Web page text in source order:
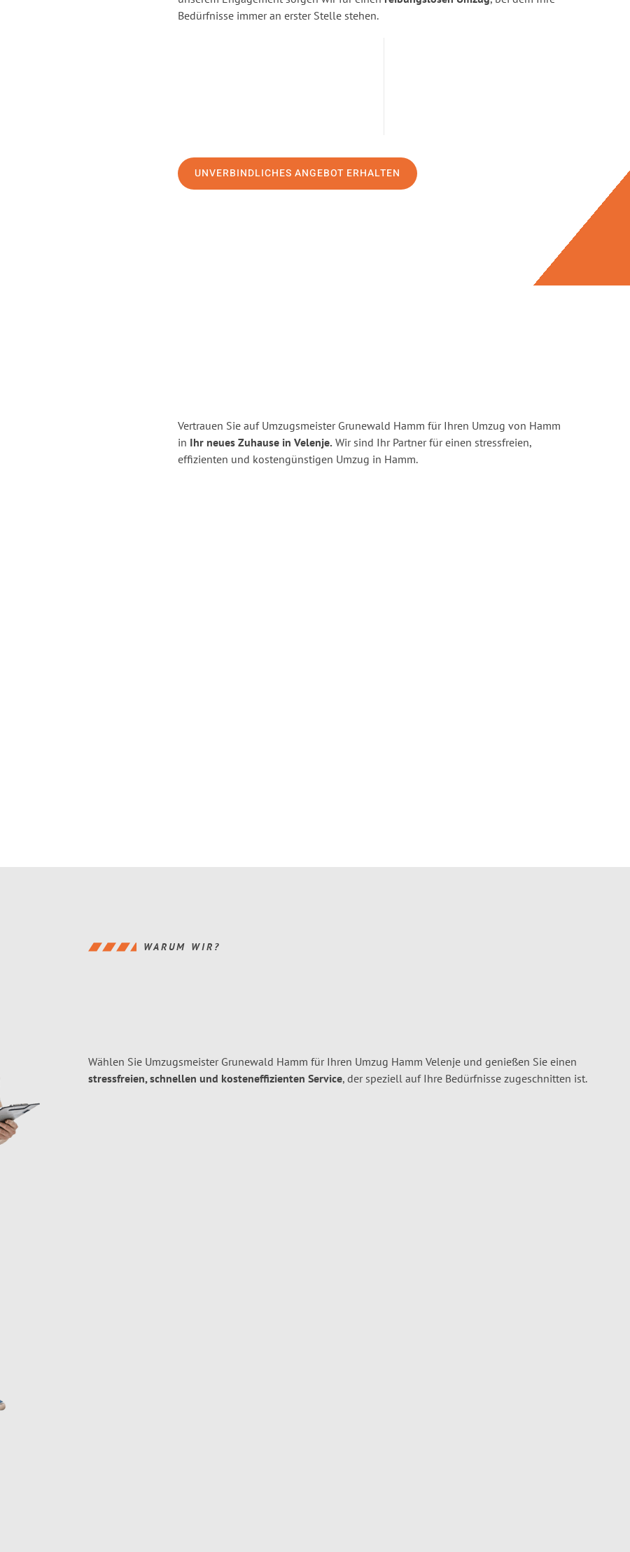
Bedürfnisse immer an erster Stelle stehen.
UNVERBINDLICHES ANGEBOT ERHALTEN
Vertrauen Sie auf Umzugsmeister Grunewald Hamm für Ihren Umzug von Hamm
in Ihr neues Zuhause in Velenje. Wir sind Ihr Partner für einen stressfreien,
effizienten und kostengünstigen Umzug in Hamm.
WARUM WIR?
Wählen Sie Umzugsmeister Grunewald Hamm für Ihren Umzug Hamm Velenje und genießen Sie einen
stressfreien, schnellen und kosteneffizienten Service, der speziell auf Ihre Bedürfnisse zugeschnitten ist.